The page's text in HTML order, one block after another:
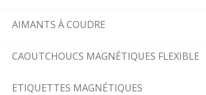
AIMANTS À COUDRE
CAOUTCHOUCS MAGNÉTIQUES FLEXIBLE
ETIQUETTES MAGNÉTIQUES